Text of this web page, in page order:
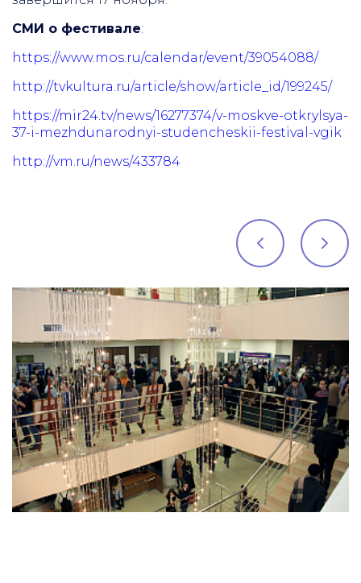
СМИ о фестивале:
https://www.mos.ru/calendar/event/39054088/
http://tvkultura.ru/article/show/article_id/199245/
https://mir24.tv/news/16277374/v-moskve-otkrylsya-
37-i-mezhdunarodnyi-studencheskii-festival-vgik
http://vm.ru/news/433784